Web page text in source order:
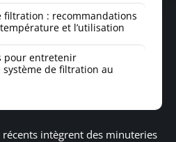
filtration : recommandations
et l’utilisation
pour entretenir
de filtration au
intègrent des minuteries